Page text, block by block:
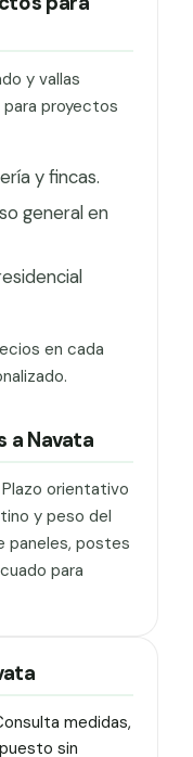
y vallas
proyectos
y fincas.
general en
en cada
a Navata
orientativo
y peso del
paneles, postes
para
medidas,
sin